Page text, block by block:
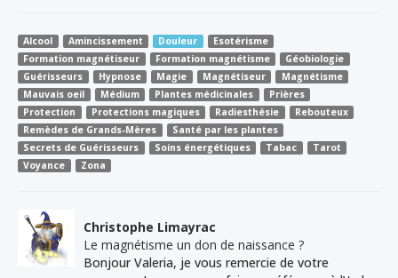
Alcool Amincissement Douleur
Esotérisme
Formation magnétiseur
Formation magnétisme
Géobiologie
Guérisseurs
Hypnose Magie Magnétiseur
Magnétisme
Mauvais oeil
Médium Plantes médicinales
Prières
Protection
Protections magiques Radiesthésie
Rebouteux
Remèdes de Grands-Mères
Santé par les plantes
Secrets de Guérisseurs
Soins énergétiques Tabac
Tarot
Voyance
Zona
Christophe Limayrac
Le magnétisme un don de naissance ?
Bonjour Valeria, je vous remercie de votre